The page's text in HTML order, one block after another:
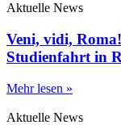
Aktuelle News
Veni, vidi,
Studienfahrt in
Mehr lesen »
Aktuelle News